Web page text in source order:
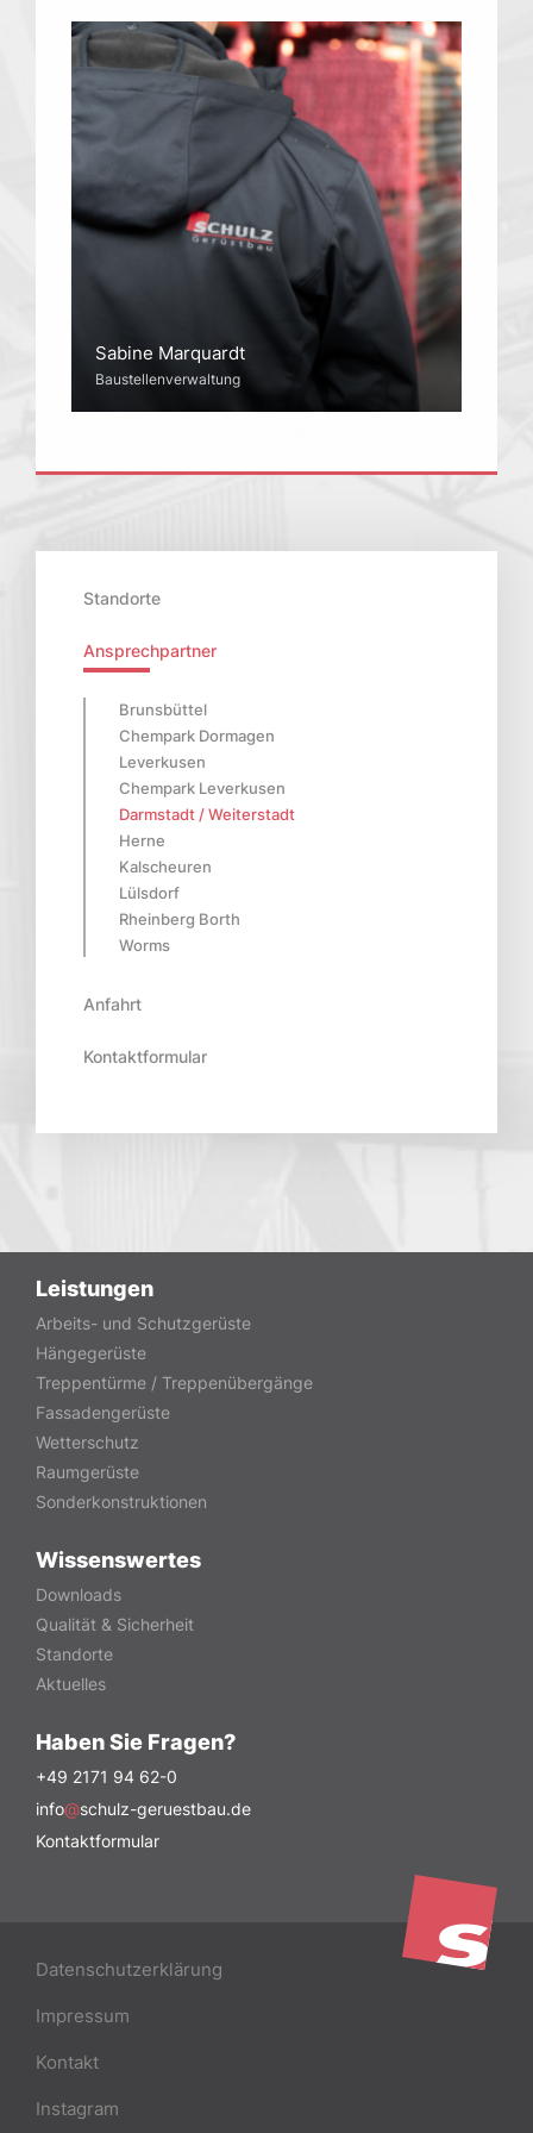
Sabine Marquardt
Baustellenverwaltung
Standorte
Ansprechpartner
Brunsbüttel
Chempark Dormagen
Leverkusen
Chempark Leverkusen
Darmstadt / Weiterstadt
Herne
Kalscheuren
Lülsdorf
Rheinberg Borth
Worms
Anfahrt
Kontaktformular
Leistungen
Arbeits- und Schutzgerüste
Hängegerüste
Treppentürme / Treppenübergänge
Fassadengerüste
Wetterschutz
Raumgerüste
Sonderkonstruktionen
Wissenswertes
Downloads
Qualität & Sicherheit
Standorte
Aktuelles
Haben Sie Fragen?
+49 2171 94 62-0
info@schulz-geruestbau.de
Kontaktformular
Datenschutzerklärung
Impressum
Kontakt
Instagram